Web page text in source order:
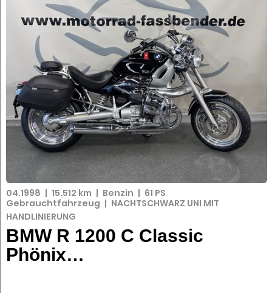
04.1998 | 15.512 km | Benzin | 61 PS
Gebrauchtfahrzeug | NACHTSCHWARZ UNI MIT
HANDLINIERUNG
BMW R 1200 C Classic
Phönix…